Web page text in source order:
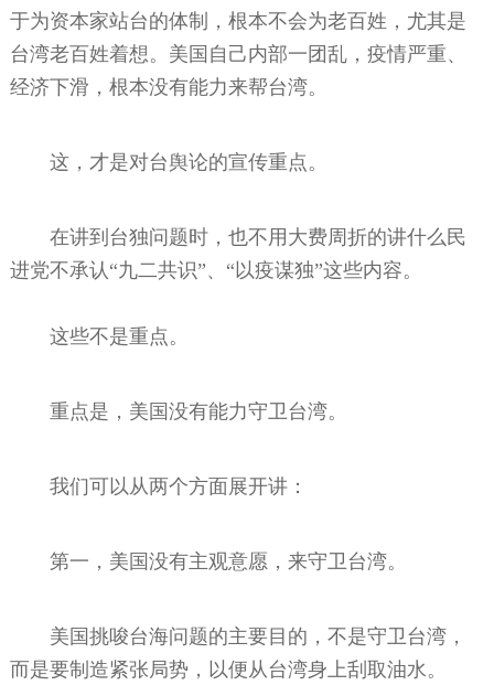
于为资本家站台的体制，根本不会为老百姓，尤其是
台湾老百姓着想。美国自己内部一团乱，疫情严重、
经济下滑，根本没有能力来帮台湾。
这，才是对台舆论的宣传重点。
在讲到台独问题时，也不用大费周折的讲什么民
进党不承认“九二共识”、“以疫谋独”这些内容。
这些不是重点。
重点是，美国没有能力守卫台湾。
我们可以从两个方面展开讲：
第一，美国没有主观意愿，来守卫台湾。
美国挑唆台海问题的主要目的，不是守卫台湾，
而是要制造紧张局势，以便从台湾身上刮取油水。